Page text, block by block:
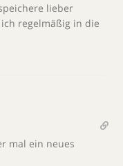
lieber
regelmäßig in die
mal ein neues